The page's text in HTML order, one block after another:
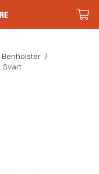
Benhölster /
Svart